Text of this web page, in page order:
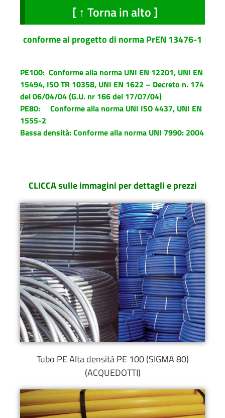
[ ↑ Torna in alto ]
conforme al progetto di norma PrEN 13476-1
PE100: Conforme alla norma UNI EN 12201, UNI EN
15494, ISO TR 10358, UNI EN 1622 – Decreto n. 174
del 06/04/04 (G.U. nr 166 del 17/07/04)
PE80: Conforme alla norma UNI ISO 4437, UNI EN
1555-2
Bassa densità:Conforme alla norma UNI 7990: 2004
CLICCA sulle immagini per dettagli e prezzi
Tubo PE Alta densità PE 100 (SIGMA 80)
(ACQUEDOTTI)